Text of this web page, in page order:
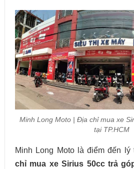
Minh Long Moto | Địa chỉ mua xe
tại TP.HCM
Minh Long Moto là điểm đến lý
chỉ mua xe Sirius 50cc trả